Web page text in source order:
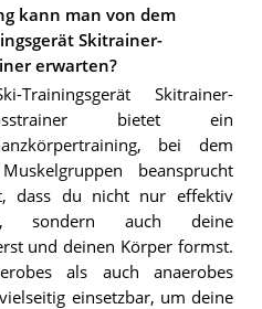
kann man von dem
Skitrainer-
erwarten?
Trainingsgerät Skitrainer-
bietet ein
bei dem
beansprucht
dass du nicht nur effektiv
sondern auch deine
und deinen Körper formst.
als auch anaerobes
einsetzbar, um deine